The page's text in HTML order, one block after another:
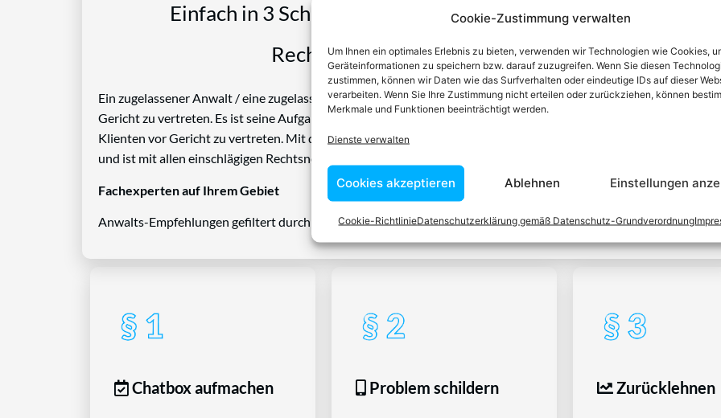
Cookie-Zustimmung verwalten
Um Ihnen ein optimales Erlebnis zu bieten, verwenden wir Technologien wie Cookies,
Geräteinformationen zu speichern bzw. darauf zuzugreifen. Wenn Sie diesen
zustimmen, können wir Daten wie das Surfverhalten oder eindeutige IDs auf dieser
verarbeiten. Wenn Sie Ihre Zustimmung nicht erteilen oder zurückziehen, können
Merkmale und Funktionen beeinträchtigt werden.
Dienste verwalten
Cookies akzeptieren Ablehnen Einstellungen
Cookie-RichtlinieDatenschutzerklärung gemäß Datenschutz-Grundverordnung
Einfach in 3 Schritten einen Anwalt finden, der auf Ihr
Rechtsproblem spezialisiert ist
Ein zugelassener Anwalt / eine zugelassen Anwältin ist dafür da, über Rechtsfragen zu beraten und Klienten vor
Gericht zu vertreten. Es ist seine Aufgabe, Dienstleistungen im Bereich der Rechtsberatung zu erbringen und
Klienten vor Gericht zu vertreten. Mit diesem Wissen kennt er alle relevanten Herausforderungen dieses Systems
und ist mit allen einschlägigen Rechtsnormen vertraut.
Fachexperten auf Ihrem Gebiet
Anwalts-Empfehlungen gefiltert durch das RechtEasy-Team -Best Choice der Anwälte in Österreich
Chatbox aufmachen Problem schildern Zurücklehnen